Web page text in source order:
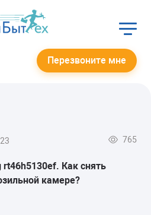
Перезвоните мне
765
Как снять
камере?